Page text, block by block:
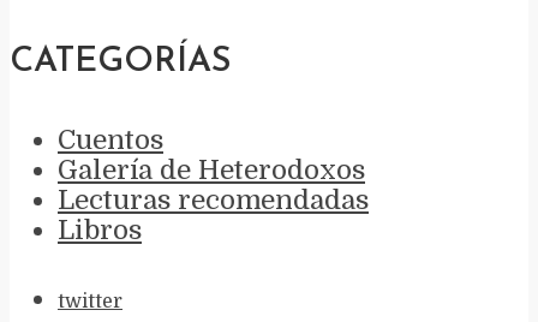
CATEGORÍAS
Cuentos
Galería de Heterodoxos
Lecturas recomendadas
Libros
twitter